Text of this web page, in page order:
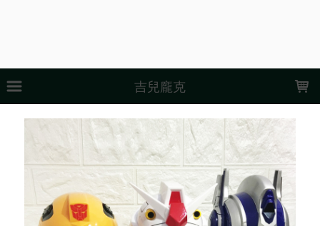
吉兒龐克